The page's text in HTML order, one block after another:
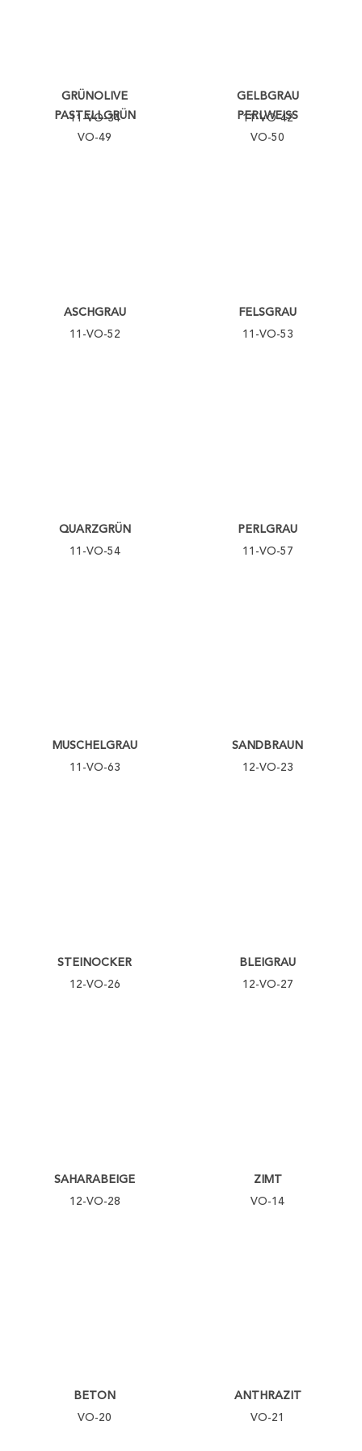
PASTELLGRÜN
VO-49
PERLWEISS
VO-50
GRÜNOLIVE
11-VO-34
GELBGRAU
11-VO-42
ASCHGRAU
11-VO-52
FELSGRAU
11-VO-53
QUARZGRÜN
11-VO-54
PERLGRAU
11-VO-57
MUSCHELGRAU
11-VO-63
SANDBRAUN
12-VO-23
STEINOCKER
12-VO-26
BLEIGRAU
12-VO-27
SAHARABEIGE
12-VO-28
ZIMT
VO-14
BETON
VO-20
ANTHRAZIT
VO-21